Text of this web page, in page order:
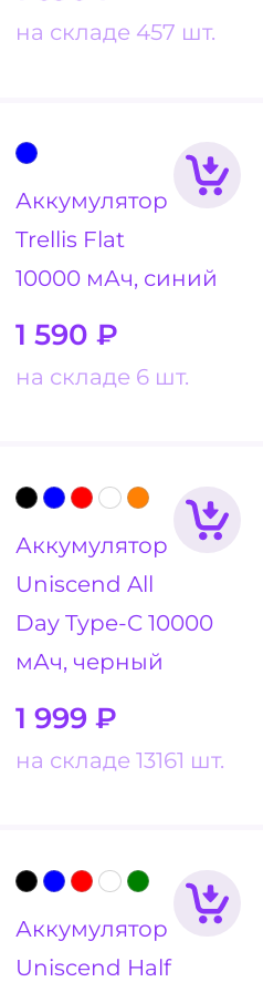
на складе 457 шт.
Аккумулятор
Trellis Flat
10000 мАч, синий
1 590 ₽
на складе 6 шт.
Аккумулятор
Uniscend All
Day Type-C 10000
мАч, черный
1 999 ₽
на складе 13161 шт.
Аккумулятор
Uniscend Half